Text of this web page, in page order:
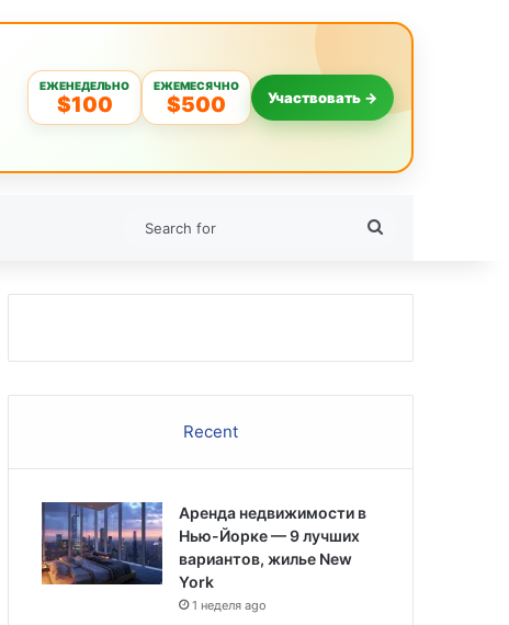
ЕЖЕНЕДЕЛЬНО
$100
ЕЖЕМЕСЯЧНО
$500 Участвовать →
Recent
Аренда недвижимости в
Нью-Йорке — 9 лучших
вариантов, жилье New
York
1 неделя ago